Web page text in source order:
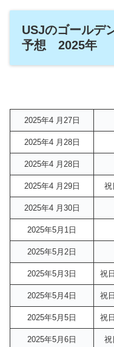
USJのゴールデ
予想 2025年
2025年4 月27日
2025年4 月28日
2025年4 月28日
2025年4 月29日 祝
2025年4 月30日
2025年5月1日
2025年5月2日
2025年5月3日 祝
2025年5月4日 祝
2025年5月5日 祝
2025年5月6日 祝